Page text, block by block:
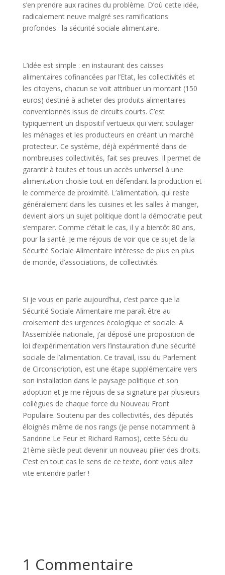
s’en prendre aux racines du problème. D’où cette idée,
radicalement neuve malgré ses ramifications
profondes : la sécurité sociale alimentaire.
L’idée est simple : en instaurant des caisses
alimentaires cofinancées par l’Etat, les collectivités et
les citoyens, chacun se voit attribuer un montant (150
euros) destiné à acheter des produits alimentaires
conventionnés issus de circuits courts. C’est
typiquement un dispositif vertueux qui vient soulager
les ménages et les producteurs en créant un marché
protecteur. Ce système, déjà expérimenté dans de
nombreuses collectivités, fait ses preuves. Il permet de
garantir à toutes et tous un accès universel à une
alimentation choisie tout en défendant la production et
le commerce de proximité. L’alimentation, qui reste
généralement dans les cuisines et les salles à manger,
devient alors un sujet politique dont la démocratie peut
s’emparer. Comme c’était le cas, il y a bientôt 80 ans,
pour la santé. Je me réjouis de voir que ce sujet de la
Sécurité Sociale Alimentaire intéresse de plus en plus
de monde, d’associations, de collectivités.
Si je vous en parle aujourd’hui, c’est parce que la
Sécurité Sociale Alimentaire me paraît être au
croisement des urgences écologique et sociale. A
l’Assemblée nationale, j’ai déposé une proposition de
loi d’expérimentation vers l’instauration d’une sécurité
sociale de l’alimentation. Ce travail, issu du Parlement
de Circonscription, est une étape supplémentaire vers
son installation dans le paysage politique et son
adoption et je me réjouis de sa signature par plusieurs
collègues de chaque force du Nouveau Front
Populaire. Soutenu par des collectivités, des députés
éloignés même de nos rangs (je pense notamment à
Sandrine Le Feur et Richard Ramos), cette Sécu du
21ème siècle peut devenir un nouveau pilier des droits.
C’est en tout cas le sens de ce texte, dont vous allez
vite entendre parler !
1 Commentaire